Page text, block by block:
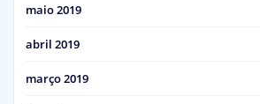
maio 2019
abril 2019
março 2019